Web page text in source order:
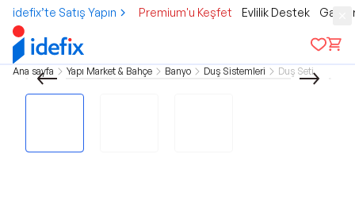
idefix’te Satış Yapın Premium'u Keşfet Evlilik Destek
Ana sayfa Yapı Market & Bahçe Banyo Duş Sistemleri Duş Seti